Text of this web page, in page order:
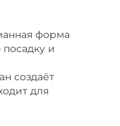
форма
и
создаёт
для